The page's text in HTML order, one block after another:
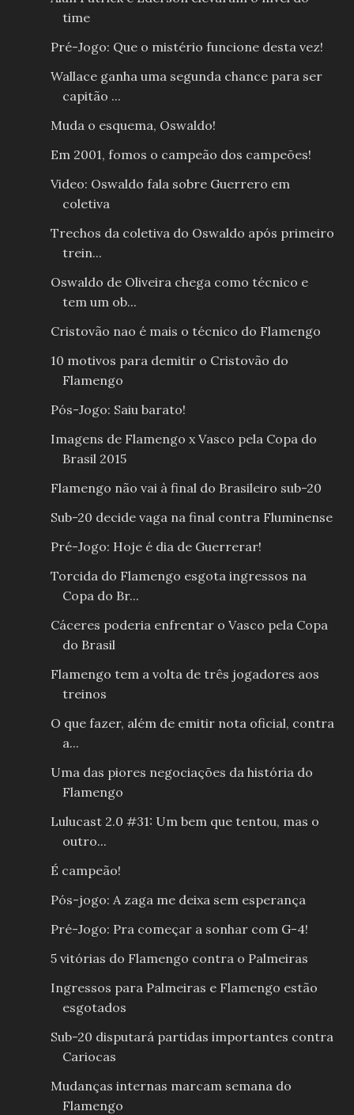
time
Pré-Jogo: Que o mistério funcione desta vez!
Wallace ganha uma segunda chance para ser
capitão ...
Muda o esquema, Oswaldo!
Em 2001, fomos o campeão dos campeões!
Video: Oswaldo fala sobre Guerrero em
coletiva
Trechos da coletiva do Oswaldo após primeiro
trein...
Oswaldo de Oliveira chega como técnico e
tem um ob...
Cristovão nao é mais o técnico do Flamengo
10 motivos para demitir o Cristovão do
Flamengo
Pós-Jogo: Saiu barato!
Imagens de Flamengo x Vasco pela Copa do
Brasil 2015
Flamengo não vai à final do Brasileiro sub-20
Sub-20 decide vaga na final contra Fluminense
Pré-Jogo: Hoje é dia de Guerrerar!
Torcida do Flamengo esgota ingressos na
Copa do Br...
Cáceres poderia enfrentar o Vasco pela Copa
do Brasil
Flamengo tem a volta de três jogadores aos
treinos
O que fazer, além de emitir nota oficial, contra
a...
Uma das piores negociações da história do
Flamengo
Lulucast 2.0 #31: Um bem que tentou, mas o
outro...
É campeão!
Pós-jogo: A zaga me deixa sem esperança
Pré-Jogo: Pra começar a sonhar com G-4!
5 vitórias do Flamengo contra o Palmeiras
Ingressos para Palmeiras e Flamengo estão
esgotados
Sub-20 disputará partidas importantes contra
Cariocas
Mudanças internas marcam semana do
Flamengo